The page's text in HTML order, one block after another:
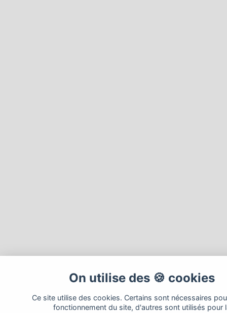
On utilise des 🍪 cookies
Ce site utilise des cookies. Certains sont nécessaires
fonctionnement du site, d'autres sont utilisés pour